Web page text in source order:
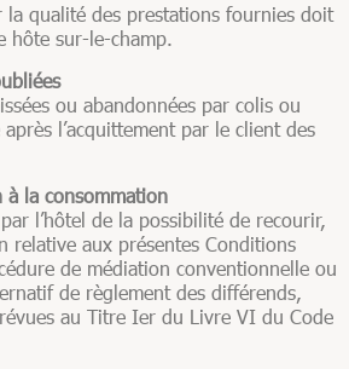
la qualité des prestations fournies doit
hôte sur-le-champ.
ou abandonnées par colis ou
l’acquittement par le client des
la consommation
l’hôtel de la possibilité de recourir,
relative aux présentes Conditions
de médiation conventionnelle ou
de règlement des différends,
au Titre Ier du Livre VI du Code